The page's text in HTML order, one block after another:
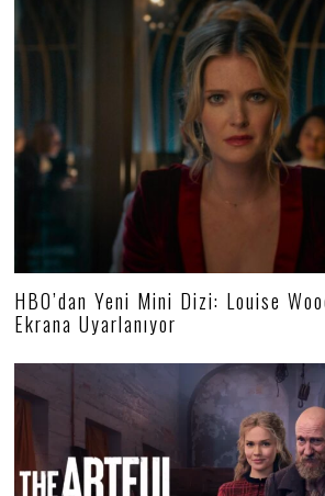
HBO’dan Yeni Mini Dizi: Louise
Ekrana Uyarlanıyor